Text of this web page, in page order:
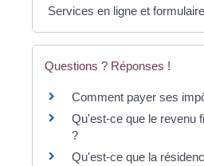
Services en ligne et
Questions ? Réponses !
Comment payer ses
Qu'est-ce que le revenu
?
Qu'est-ce que la